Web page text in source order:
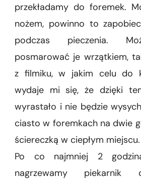
przekładamy do foremek.
nożem, powinno to
podczas pieczenia.
posmarować je wrzątkiem,
z filmiku, w jakim celu do
wydaje mi się, że dzięki
wyrastało i nie będzie
ciasto w foremkach na dwie
ściereczką w ciepłym miejscu.
Po co najmniej 2
nagrzewamy piekarnik